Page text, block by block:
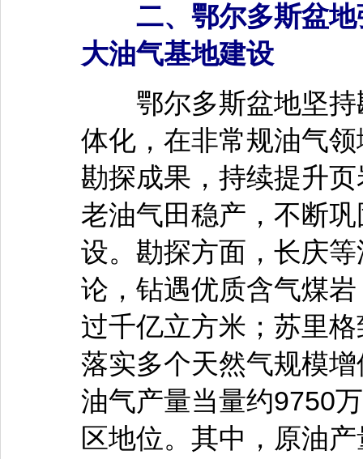
二、鄂尔多斯盆地
大油气基地建设
鄂尔多斯盆地坚持
体化，在非常规油气
勘探成果，持续提升
老油气田稳产，不断
设。勘探方面，长庆
论，钻遇优质含气煤
过千亿立方米；苏里
落实多个天然气规模
油气产量当量约9750
区地位。其中，原油